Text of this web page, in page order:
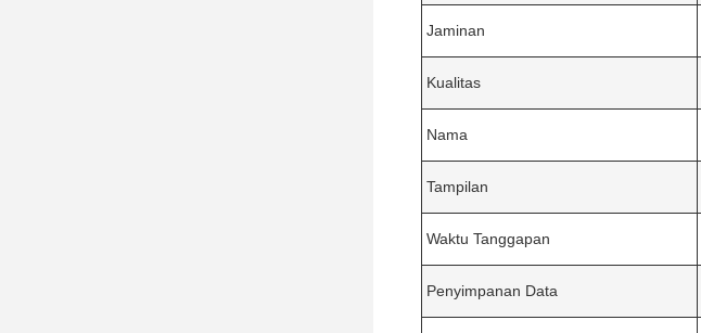
Jaminan
Kualitas
Nama
Tampilan
Waktu Tanggapan
Penyimpanan Data